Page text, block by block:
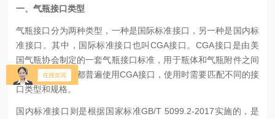
一、气瓶接口类型
气瓶接口分为两种类型，一种是国际标准接口，另一种是国内标
准接口。其中，国际标准接口也叫CGA接口。CGA接口是由美
国气瓶协会制定的一套气瓶接口标准，用于瓶体和气瓶附件之间
的连接。国际上都普遍使用CGA接口，使用时需要匹配不同的接
口类型和规格。
国内标准接口则是根据国家标准GB/T 5099.2-2017实施的，是